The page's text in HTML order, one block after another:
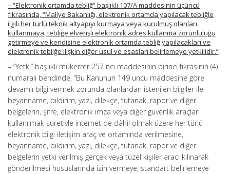
– “Elektronik ortamda tebliğ” başlıklı 107/A maddesinin üçüncü
fıkrasında, “Maliye Bakanlığı, elektronik ortamda yapılacak tebliğle
ilgili her türlü teknik altyapıyı kurmaya veya kurulmuş olanları
kullanmaya, tebliğe elverişli elektronik adres kullanma zorunluluğu
getirmeye ve kendisine elektronik ortamda tebliğ yapılacakları ve
elektronik tebliğe ilişkin diğer usul ve esasları belirlemeye yetkilidir.’’,
– “Yetki” başlıklı mükerrer 257 nci maddesinin birinci fıkrasının (4)
numaralı bendinde, “Bu Kanunun 149 uncu maddesine göre
devamlı bilgi vermek zorunda olanlardan istenilen bilgiler ile
beyanname, bildirim, yazı, dilekçe, tutanak, rapor ve diğer
belgelerin, şifre, elektronik imza veya diğer güvenlik araçları
kullanılmak suretiyle internet de dâhil olmak üzere her türlü
elektronik bilgi iletişim araç ve ortamında verilmesine,
beyanname, bildirim, yazı, dilekçe, tutanak, rapor ve diğer
belgelerin yetki verilmiş gerçek veya tüzel kişiler aracı kılınarak
gönderilmesi hususlarında izin vermeye, standart belirlemeye